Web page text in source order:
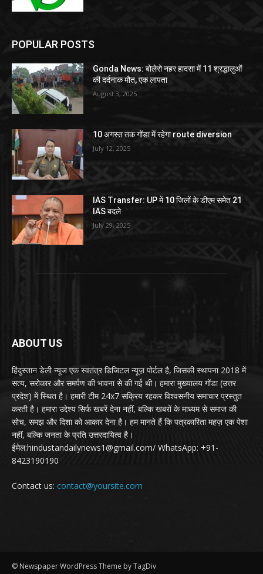
POPULAR POSTS
Gonda News: बोलेरो नहर हादसा में 11 श्रद्धालुओं
की दर्दनाक मौत, एक लापता
August 3, 2025
10 अगस्त तक गोंडा में रहेगा route diversion
July 12, 2025
IAS Transfer: UP में 10 जिलों के डीएम समेत 21
IAS बदले
July 29, 2025
ABOUT US
हिंदुस्तान डेली न्यूज एक स्वतंत्र डिजिटल न्यूज़ पोर्टल है, जिसकी स्थापना 2018 में
सत्य, सरोकार और समर्पण की भावना से की गई थी। हमारा मुख्यालय गोंडा (उत्तर
प्रदेश) में स्थित है। हमारी टीम 24x7 सक्रिय रहकर विश्वसनीय समाचार प्रस्तुत
करती है। हमारा उद्देश्य सिर्फ खबरें देना नहीं, बल्कि खबरों के माध्यम से समाज की
सोच, समझ और दिशा को आकार देना है। हम मानते हैं कि पत्रकारिता महज़ एक पेशा
नहीं, बल्कि जनता के प्रति उत्तरदायित्व है।
ईमेल:hindustandailynews1@gmail.com/ WhatsApp: +91-
8423190190
Contact us: contact@yoursite.com
© Newspaper WordPress Theme by TagDiv